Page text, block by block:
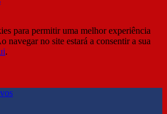
para permitir uma melhor experiência
navegar no site estará a consentir a sua
.